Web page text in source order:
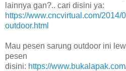
lainnya gan?.. cari disini ya:
https://www.cncvirtual.com/2014/
outdoor.html
Mau pesen sarung outdoor ini
pesen
disini: https://